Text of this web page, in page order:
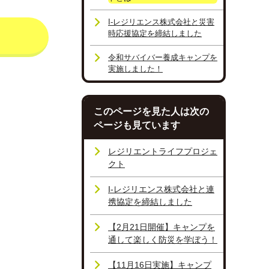
I-レジリエンス株式会社と災害
時応援協定を締結しました
令和サバイバー養成キャンプを
実施しました！
このページを見た人は次の
ページも見ています
レジリエントライフプロジェ
クト
I-レジリエンス株式会社と連
携協定を締結しました
【2月21日開催】キャンプを
通して楽しく防災を学ぼう！
【11月16日実施】キャンプ